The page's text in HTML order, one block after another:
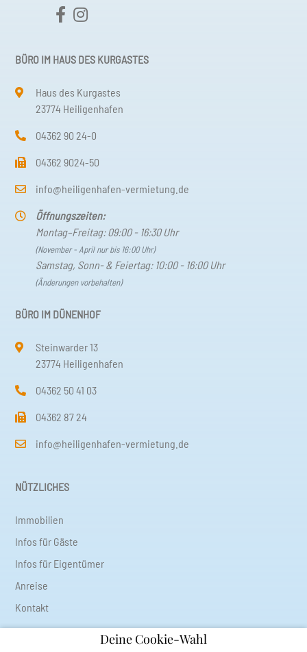
BÜRO IM HAUS DES KURGASTES
Haus des Kurgastes
23774 Heiligenhafen
04362 90 24-0
04362 9024-50
info@heiligenhafen-vermietung.de
Öffnungszeiten:
Montag–Freitag: 09:00 - 16:30 Uhr
(November - April nur bis 16:00 Uhr)
Samstag, Sonn- & Feiertag: 10:00 - 16:00 Uhr
(Änderungen vorbehalten)
BÜRO IM DÜNENHOF
Steinwarder 13
23774 Heiligenhafen
04362 50 41 03
04362 87 24
info@heiligenhafen-vermietung.de
NÜTZLICHES
Immobilien
Infos für Gäste
Infos für Eigentümer
Anreise
Kontakt
Deine Cookie-Wahl